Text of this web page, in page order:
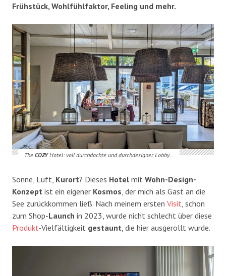
Frühstück, Wohlfühlfaktor, Feeling und mehr.
The COZYHotel: voll durchdachte und durchdesigner Lobby…
Sonne, Luft, Kurort? Dieses Hotel mit Wohn-Design-
Konzept ist ein eigener Kosmos , der mich als Gast an die
See zurückkommen ließ. Nach meinem ersten Visit , schon
zum Shop-Launch in 2023, wurde nicht schlecht über diese
Produkt-Vielfältigkeit gestaunt , die hier ausgerollt wurde.